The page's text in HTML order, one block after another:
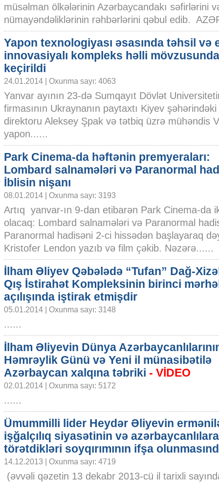
müsəlman ölkələrinin Azərbaycandakı səfirlərini
nümayəndəliklərinin rəhbərlərini qəbul edib.
Yapon texnologiyası əsasında təhsil və
innovasiyalı kompleks həlli
keçirildi
24.01.2014 | Oxunma sayı: 4063
Yanvar ayının 23-də Sumqayıt Dövlət
firmasının Ukraynanın paytaxtı Kiyev
direktoru Aleksey Şpak və tətbiq üzrə mühəndis
yapon......
Park Cinema-da həftənin premyeraları:
Lombard salnamələri və Paranormal
İblisin nişanı
08.01.2014 | Oxunma sayı: 3193
Artıq yanvar-ın 9-dan etibarən Park Cinema-da
olacaq: Lombard salnamələri və Paranormal
Paranormal hadisəni 2-ci hissədən başlayaraq
Kristofer Lendon yazıb və film çəkib. Nəzərə......
İlham Əliyev Qəbələdə “Tufan” Dağ-
Qış İstirahət Kompleksinin birinci
açılışında iştirak etmişdir
05.01.2014 | Oxunma sayı: 3148
......
İlham Əliyevin Dünya
Həmrəylik Günü və Yeni il münasibətilə
Azərbaycan xalqına təbriki - VİDEO
02.01.2014 | Oxunma sayı: 5172
......
Ümummilli lider Heydər Əliyevin
işğalçılıq siyasətinin və
törətdikləri soyqırımının ifşa
14.12.2013 | Oxunma sayı: 4719
(əvvəli qəzetin 13 dekabr 2013-cü il tarixli